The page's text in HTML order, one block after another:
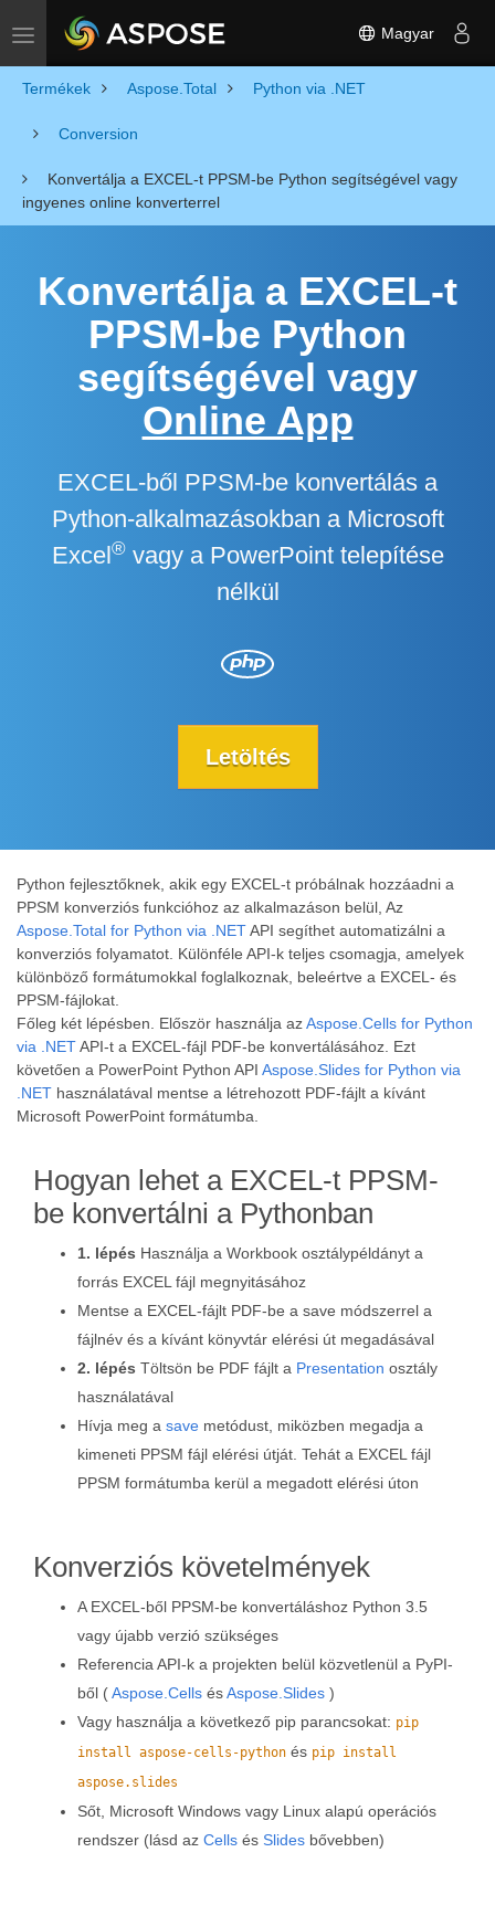
Toggle navigation Magyar
Termékek Aspose.Total Python via .NET
Conversion
Konvertálja a EXCEL-t PPSM-be Python segítségével vagy
ingyenes online konverterrel
Konvertálja a EXCEL-t
PPSM-be Python
segítségével vagy
Online App
EXCEL-ből PPSM-be konvertálás a
Python-alkalmazásokban a Microsoft
Excel®vagy a PowerPoint telepítése
nélkül
Letöltés
Python fejlesztőknek, akik egy EXCEL-t próbálnak hozzáadni a
PPSM konverziós funkcióhoz az alkalmazáson belül, Az
Aspose.Total for Python via .NETAPI segíthet automatizálni a
konverziós folyamatot. Különféle API-k teljes csomagja, amelyek
különböző formátumokkal foglalkoznak, beleértve a EXCEL- és
PPSM-fájlokat.
Főleg két lépésben. Először használja azAspose.Cells for Python
via .NETAPI-t a EXCEL-fájl PDF-be konvertálásához. Ezt
követően a PowerPoint Python API Aspose.Slides for Python via
.NET használatával mentse a létrehozott PDF-fájlt a kívánt
Microsoft PowerPoint formátumba.
Hogyan lehet a EXCEL-t PPSM-
be konvertálni a Pythonban
1. lépés Használja a Workbook osztálypéldányt a
forrás EXCEL fájl megnyitásához
Mentse a EXCEL-fájlt PDF-be a save módszerrel a
fájlnév és a kívánt könyvtár elérési út megadásával
2. lépés Töltsön be PDF fájlt a Presentation osztály
használatával
Hívja meg a save metódust, miközben megadja a
kimeneti PPSM fájl elérési útját. Tehát a EXCEL fájl
PPSM formátumba kerül a megadott elérési úton
Konverziós követelmények
A EXCEL-ből PPSM-be konvertáláshoz Python 3.5
vagy újabb verzió szükséges
Referencia API-k a projekten belül közvetlenül a PyPI-
ből (Aspose.Cells ésAspose.Slides )
Vagy használja a következő pip parancsokat: pip
install aspose-cells-python és pip install
aspose.slides
Sőt, Microsoft Windows vagy Linux alapú operációs
rendszer (lásd az Cells és Slides bővebben)